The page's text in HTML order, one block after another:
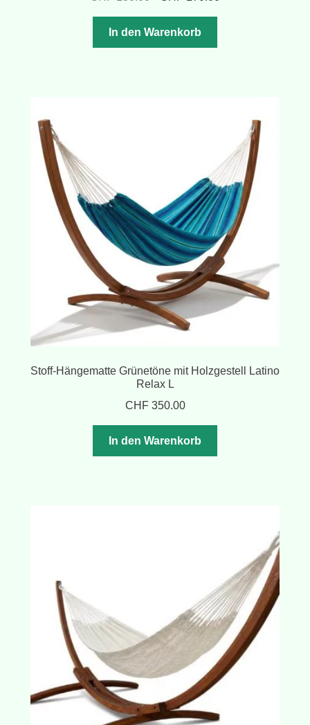
war:
CHF 180.00
In den Warenkorb
Stoff-Hängematte Grünetöne mit Holzgestell Latino
Relax L
CHF350.00
In den Warenkorb